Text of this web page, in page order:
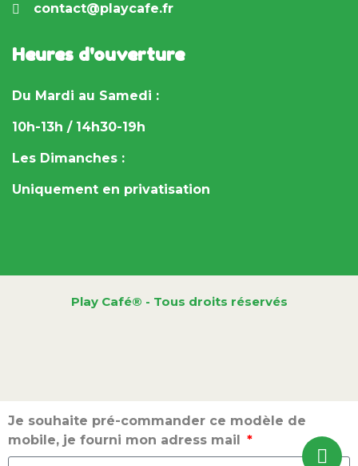
contact@playcafe.fr
Heures d'ouverture
Du Mardi au Samedi :
10h-13h / 14h30-19h
Les Dimanches :
Uniquement en privatisation
Play Café® - Tous droits réservés
Je souhaite pré-commander ce modèle de
mobile, je fourni mon adress mail